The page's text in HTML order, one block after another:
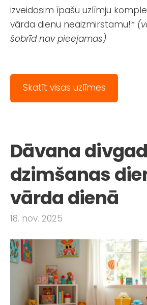
izveidosim īpašu uzlīmju
vārda dienu neaizmirstamu!*
šobrīd nav pieejamas)
Skatīt visas uzlīmes
Dāvana
dzimšanas
vārda dienā
18. nov. 2025